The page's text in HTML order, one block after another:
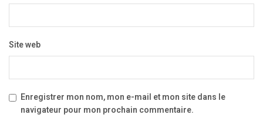
Site web
Enregistrer mon nom, mon e-mail et mon site dans le
navigateur pour mon prochain commentaire.